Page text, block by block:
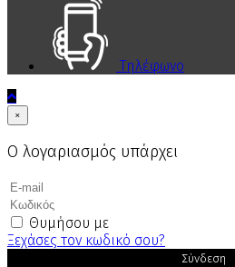
Τηλέφωνο
×
Ο λογαριασμός υπάρχει
Θυμήσου με
Ξεχάσες τον κωδικό σου?
Σύνδεση